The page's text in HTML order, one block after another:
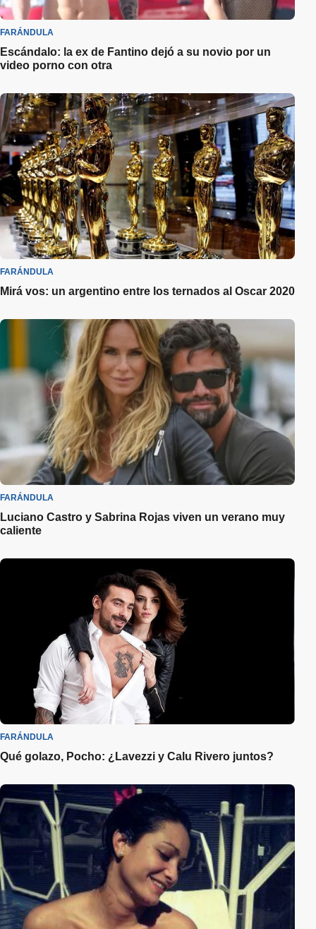
FARÁNDULA
Escándalo: la ex de Fantino dejó a su novio por un
video porno con otra
FARÁNDULA
Mirá vos: un argentino entre los ternados al Oscar 2020
FARÁNDULA
Luciano Castro y Sabrina Rojas viven un verano muy
caliente
FARÁNDULA
Qué golazo, Pocho: ¿Lavezzi y Calu Rivero juntos?